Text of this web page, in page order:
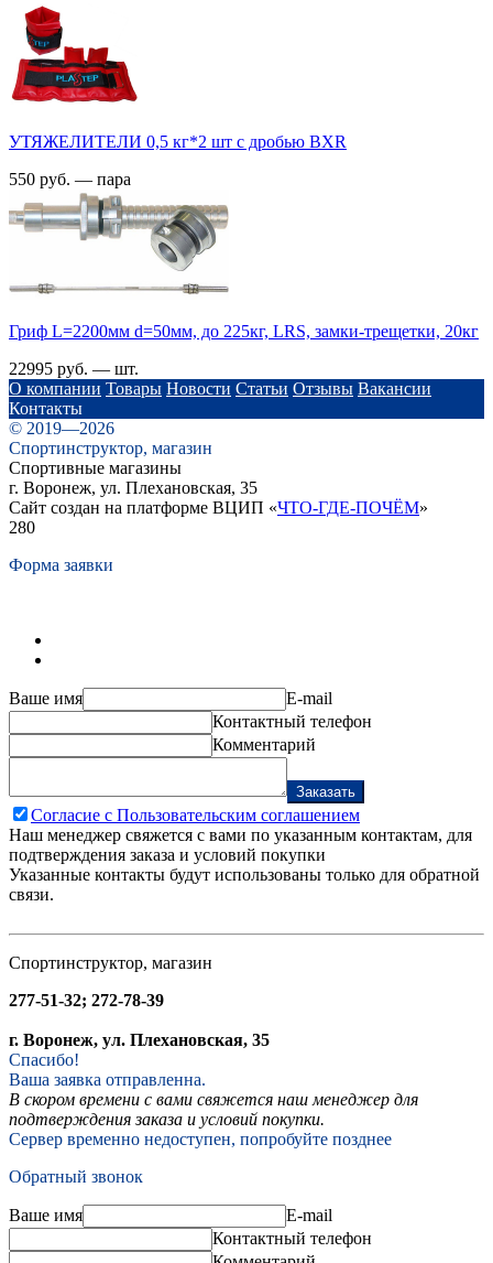
УТЯЖЕЛИТЕЛИ 0,5 кг*2 шт с дробью BXR
550 руб. — пара
Гриф L=2200мм d=50мм, до 225кг, LRS, замки-трещетки, 20кг
22995 руб. — шт.
О компании Товары Новости Статьи Отзывы Вакансии
Контакты
© 2019—2026
Спортинструктор, магазин
Спортивные магазины
г. Воронеж, ул. Плехановская, 35
Сайт создан на платформе ВЦИП «ЧТО-ГДЕ-ПОЧЁМ»
280
Форма заявки
Ваше имя
E-mail
Контактный телефон
Комментарий
Заказать
Согласие с Пользовательским соглашением
Наш менеджер свяжется с вами по указанным контактам, для
подтверждения заказа и условий покупки
Указанные контакты будут использованы только для обратной
связи.
Спортинструктор, магазин
277-51-32; 272-78-39
г. Воронеж, ул. Плехановская, 35
Спасибо!
Ваша заявка отправленна.
В скором времени с вами свяжется наш менеджер для
подтверждения заказа и условий покупки.
Сервер временно недоступен, попробуйте позднее
Обратный звонок
Ваше имя
E-mail
Контактный телефон